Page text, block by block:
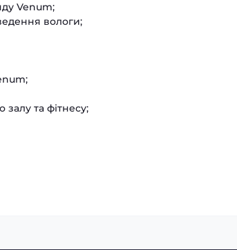
Venum;
вологи;
залу та фітнесу;